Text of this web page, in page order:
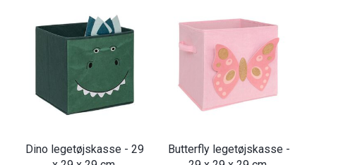
Dino legetøjskasse - 29
Butterfly legetøjskasse -